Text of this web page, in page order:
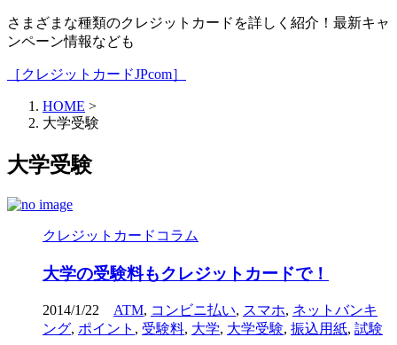
さまざまな種類のクレジットカードを詳しく紹介！最新キャ
ンペーン情報なども
［クレジットカードJPcom］
HOME >
大学受験
大学受験
クレジットカードコラム
大学の受験料もクレジットカードで！
2014/1/22 ATM, コンビニ払い, スマホ, ネットバンキ
ング, ポイント , 受験料, 大学, 大学受験, 振込用紙, 試験